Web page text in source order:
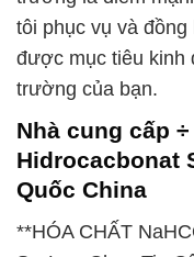
tôi phục vụ và
được mục tiêu kinh
trường của bạn.
Nhà cung cấp
Hidrocacbonat
Quốc China
**HÓA CHẤT